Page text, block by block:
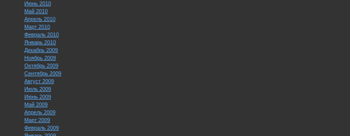
Июнь 2010
Май 2010
Апрель 2010
Март 2010
Февраль 2010
Январь 2010
Декабрь 2009
Ноябрь 2009
Октябрь 2009
Сентябрь 2009
Август 2009
Июль 2009
Июнь 2009
Май 2009
Апрель 2009
Март 2009
Февраль 2009